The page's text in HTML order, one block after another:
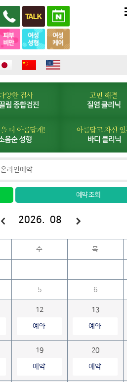
온라인예약
2026. 08
수 목
5 6
12
예약
13
예약
19
예약
20
예약